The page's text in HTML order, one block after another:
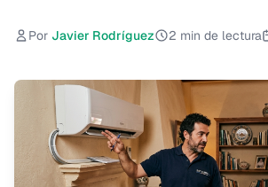
Por Javier Rodríguez 2 min de lectura